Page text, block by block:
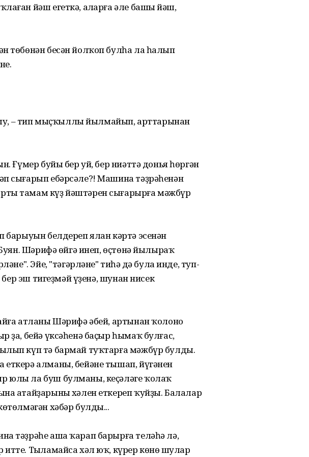
йәш егеткә, аңларға әле башың йәш,
төбөнән бесән йолҡоп булһа ла һалып
– тип мыҫҡыллы йылмайып, арттарынан
Ғүмер буйы бер уй, бер ниәттә донья һөргән
сығарып ебәрсәле?! Машина тәҙрәһенән
тамам күҙ йәштәрен сығарырға мәжбүр
барыуын белдереп ялан кәртә эсенән
Шәрифә өйгә инеп, өҫтөнә йылыраҡ
Эйе, "тәгәрләне" тиһәң дә була инде, туп-
эш тигеҙмәй үҙенә, шунан нисек
атланы Шәрифә әбей, артынан ҡолоно
бейә үксәһенә баҫыр һымаҡ булғас,
күп тә бармай туҡтарға мәжбүр булды.
алманы, бейәне тышап, йүгәнен
юлы ла буш булманы, кеҫәләге ҡолаҡ
атайҙарының хәлен еткереп ҡуйҙы. Балалар
хәбәр булды...
тәҙрәһе аша ҡарап барырға теләһә лә,
Тыңламайса хәл юҡ, күрер көнөң шулар